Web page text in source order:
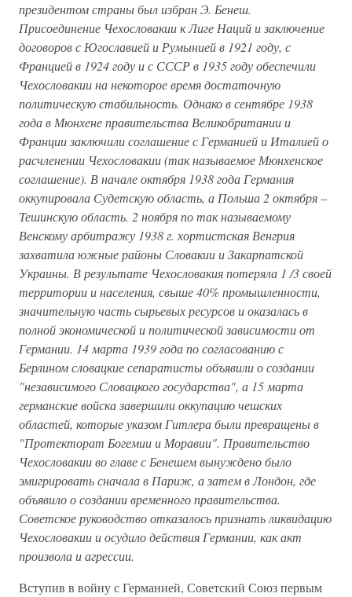
президентом страны был избран Э. Бенеш.
Присоединение Чехословакии к Лиге Наций и заключение
договоров с Югославией и Румынией в 1921 году, с
Францией в 1924 году и с СССР в 1935 году обеспечили
Чехословакии на некоторое время достаточную
политическую стабильность. Однако в сентябре 1938
года в Мюнхене правительства Великобритании и
Франции заключили соглашение с Германией и Италией о
расчленении Чехословакии (так называемое Мюнхенское
соглашение). В начале октября 1938 года Германия
оккупировала Судетскую область, а Польша 2 октября –
Тешинскую область. 2 ноября по так называемому
Венскому арбитражу 1938 г. хортистская Венгрия
захватила южные районы Словакии и Закарпатской
Украины. В результате Чехословакия потеряла 1 /3 своей
территории и населения, свыше 40% промышленности,
значительную часть сырьевых ресурсов и оказалась в
полной экономической и политической зависимости от
Германии. 14 марта 1939 года по согласованию с
Берлином словацкие сепаратисты объявили о создании
"независимого Словацкого государства", а 15 марта
германские войска завершили оккупацию чешских
областей, которые указом Гитлера были превращены в
"Протекторат Богемии и Моравии". Правительство
Чехословакии во главе с Бенешем вынуждено было
эмигрировать сначала в Париж, а затем в Лондон, где
объявило о создании временного правительства.
Советское руководство отказалось признать ликвидацию
Чехословакии и осудило действия Германии, как акт
произвола и агрессии.
Вступив в войну с Германией, Советский Союз первым